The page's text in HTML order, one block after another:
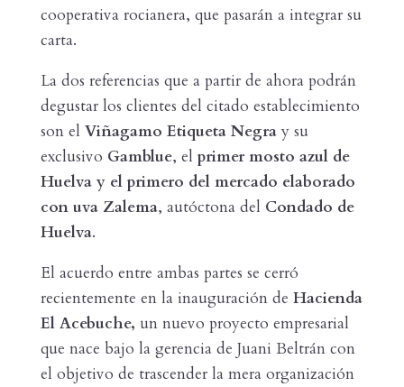
cooperativa rocianera, que pasarán a integrar su
carta.
La dos referencias que a partir de ahora podrán
degustar los clientes del citado establecimiento
son el Viñagamo Etiqueta Negray su
exclusivo Gamblue, el primer mosto azul de
Huelva y el primero del mercado elaborado
con uva Zalema, autóctona del Condado de
Huelva.
El acuerdo entre ambas partes se cerró
recientemente en la inauguración de Hacienda
El Acebuche, un nuevo proyecto empresarial
que nace bajo la gerencia de Juani Beltrán con
el objetivo de trascender la mera organización